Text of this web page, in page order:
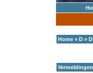
Home » D »